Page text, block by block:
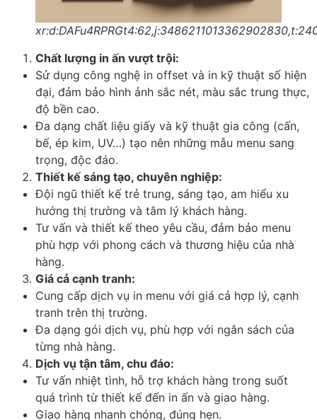
Chất lượng in ấn vượt trội:
Sử dụng công nghệ in offset và in kỹ thuật số hiện
đại, đảm bảo hình ảnh sắc nét, màu sắc trung thực,
độ bền cao.
Đa dạng chất liệu giấy và kỹ thuật gia công (cấn,
bế, ép kim, UV…) tạo nên những mẫu menu sang
trọng, độc đáo.
Thiết kế sáng tạo, chuyên nghiệp:
Đội ngũ thiết kế trẻ trung, sáng tạo, am hiểu xu
hướng thị trường và tâm lý khách hàng.
Tư vấn và thiết kế theo yêu cầu, đảm bảo menu
phù hợp với phong cách và thương hiệu của nhà
hàng.
Giá cả cạnh tranh:
Cung cấp dịch vụ in menu với giá cả hợp lý, cạnh
tranh trên thị trường.
Đa dạng gói dịch vụ, phù hợp với ngân sách của
từng nhà hàng.
Dịch vụ tận tâm, chu đáo:
Tư vấn nhiệt tình, hỗ trợ khách hàng trong suốt
quá trình từ thiết kế đến in ấn và giao hàng.
Giao hàng nhanh chóng, đúng hẹn.